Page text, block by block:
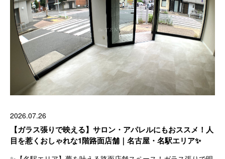
2026.07.26
【ガラス張りで映える】サロン・アパレルにもおススメ！人
目を惹くおしゃれな1階路面店舗｜名古屋・名駅エリア✨